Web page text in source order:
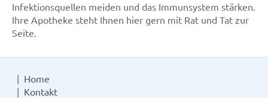
Infektionsquellen meiden und das Immunsystem stärken.
Ihre Apotheke steht Ihnen hier gern mit Rat und Tat zur
Seite.
Home
Kontakt